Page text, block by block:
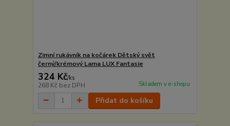
Zimní rukávník na kočárek Dětský svět
černý/krémový Lama LUX Fantasie
324 Kč/ks
268 Kč bez DPH Skladem v e-shopu
Přidat do košíku